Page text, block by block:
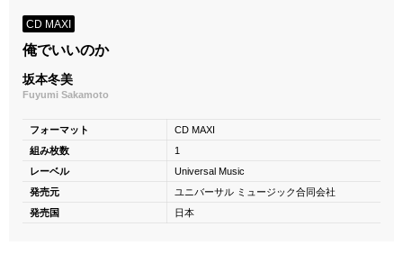
CD MAXI
俺でいいのか
坂本冬美
Fuyumi Sakamoto
フォーマット
CD MAXI
組み枚数
1
レーベル
Universal Music
発売元
ユニバーサル ミュージック合同会社
発売国
日本